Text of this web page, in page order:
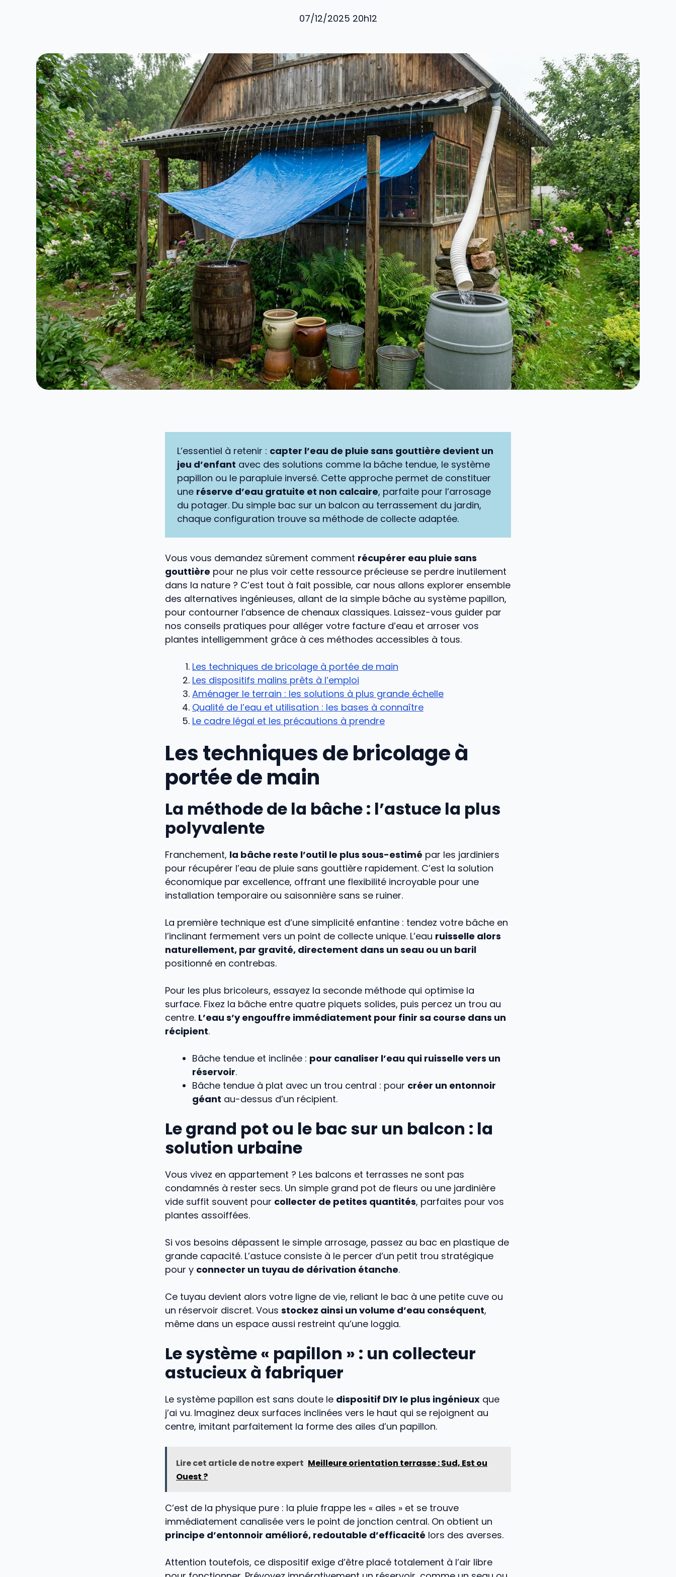
07/12/2025 20h12
L’essentiel à retenir : capter l’eau de pluie sans gouttière devient un
jeu d’enfant avec des solutions comme la bâche tendue, le système
papillon ou le parapluie inversé. Cette approche permet de constituer
une réserve d’eau gratuite et non calcaire, parfaite pour l’arrosage
du potager. Du simple bac sur un balcon au terrassement du jardin,
chaque configuration trouve sa méthode de collecte adaptée.
Vous vous demandez sûrement comment récupérer eau pluie sans
gouttière pour ne plus voir cette ressource précieuse se perdre inutilement
dans la nature ? C’est tout à fait possible, car nous allons explorer ensemble
des alternatives ingénieuses, allant de la simple bâche au système papillon,
pour contourner l’absence de chenaux classiques. Laissez-vous guider par
nos conseils pratiques pour alléger votre facture d’eau et arroser vos
plantes intelligemment grâce à ces méthodes accessibles à tous.
Les techniques de bricolage à portée de main
Les dispositifs malins prêts à l’emploi
Aménager le terrain : les solutions à plus grande échelle
Qualité de l’eau et utilisation : les bases à connaître
Le cadre légal et les précautions à prendre
Les techniques de bricolage à
portée de main
La méthode de la bâche : l’astuce la plus
polyvalente
Franchement, la bâche reste l’outil le plus sous-estimé par les jardiniers
pour récupérer l’eau de pluie sans gouttière rapidement. C’est la solution
économique par excellence, offrant une flexibilité incroyable pour une
installation temporaire ou saisonnière sans se ruiner.
La première technique est d’une simplicité enfantine : tendez votre bâche en
l’inclinant fermement vers un point de collecte unique. L’eau ruisselle alors
naturellement, par gravité, directement dans un seau ou un baril
positionné en contrebas.
Pour les plus bricoleurs, essayez la seconde méthode qui optimise la
surface. Fixez la bâche entre quatre piquets solides, puis percez un trou au
centre. L’eau s’y engouffre immédiatement pour finir sa course dans un
récipient.
Bâche tendue et inclinée : pour canaliser l’eau qui ruisselle vers un
réservoir.
Bâche tendue à plat avec un trou central : pour créer un entonnoir
géant au-dessus d’un récipient.
Le grand pot ou le bac sur un balcon : la
solution urbaine
Vous vivez en appartement ? Les balcons et terrasses ne sont pas
condamnés à rester secs. Un simple grand pot de fleurs ou une jardinière
vide suffit souvent pour collecter de petites quantités, parfaites pour vos
plantes assoiffées.
Si vos besoins dépassent le simple arrosage, passez au bac en plastique de
grande capacité. L’astuce consiste à le percer d’un petit trou stratégique
pour y connecter un tuyau de dérivation étanche.
Ce tuyau devient alors votre ligne de vie, reliant le bac à une petite cuve ou
un réservoir discret. Vous stockez ainsi un volume d’eau conséquent,
même dans un espace aussi restreint qu’une loggia.
Le système « papillon » : un collecteur
astucieux à fabriquer
Le système papillon est sans doute le dispositif DIY le plus ingénieux que
j’ai vu. Imaginez deux surfaces inclinées vers le haut qui se rejoignent au
centre, imitant parfaitement la forme des ailes d’un papillon.
Lire cet article de notre expert Meilleure orientation terrasse : Sud, Est ou
Ouest ?
C’est de la physique pure : la pluie frappe les « ailes » et se trouve
immédiatement canalisée vers le point de jonction central. On obtient un
principe d’entonnoir amélioré, redoutable d’efficacité lors des averses.
Attention toutefois, ce dispositif exige d’être placé totalement à l’air libre